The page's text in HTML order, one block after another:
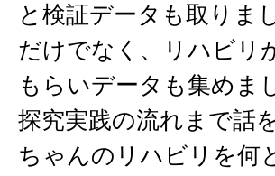
と検証データも取りま
だけでなく、リハビリ
もらいデータも集めま
探究実践の流れまで話
ちゃんのリハビリを